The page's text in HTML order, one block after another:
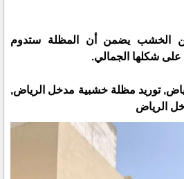
من الخشب يضمن أن المظلة ستدوم
شكلها الجمالي.
توريد مظلة خشبية مدخل الرياض,
الرياض